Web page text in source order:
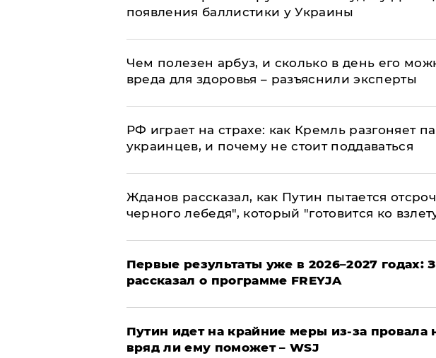
появления баллистики у Украины
Чем полезен арбуз, и сколько в день его
вреда для здоровья – разъяснили эксперты
РФ играет на страхе: как Кремль разгоняет
украинцев, и почему не стоит поддаваться
Жданов рассказал, как Путин пытается
черного лебедя", который "готовится ко
Первые результаты уже в 2026–2027 годах:
рассказал о программе FREYJA
Путин идет на крайние меры из-за провала
вряд ли ему поможет – WSJ